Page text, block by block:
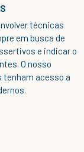
técnicas
em busca de
e indicar o
O nosso
tenham acesso a